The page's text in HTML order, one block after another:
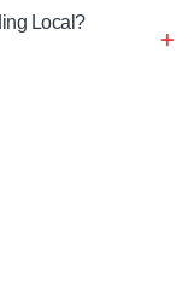
Local?